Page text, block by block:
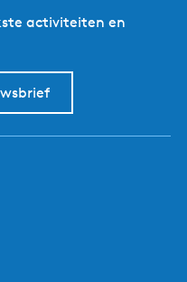
activiteiten en